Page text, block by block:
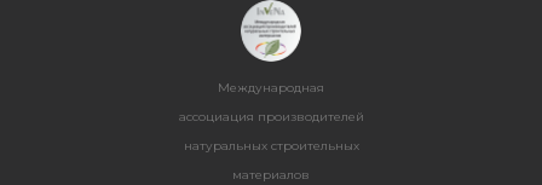
Международная
ассоциация производителей
натуральных строительных
материалов